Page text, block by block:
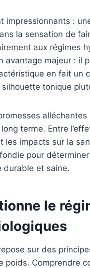
impressionnants :
la sensation de
aux régimes
avantage majeur : il
en fait un
tonique
terme. Entre
les impacts sur la
pour
durable et saine.
le
sur des
poids. Comprendre